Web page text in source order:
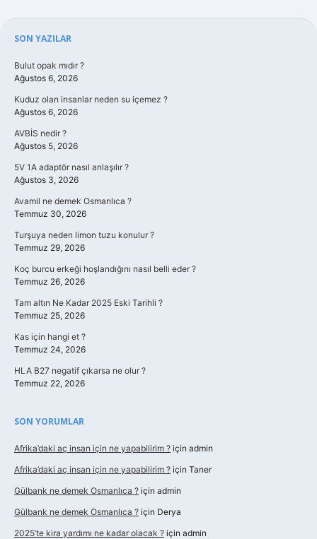
Sidebar
SON YAZILAR
Bulut opak mıdır ?
Ağustos 6, 2026
Kuduz olan insanlar neden su içemez ?
Ağustos 6, 2026
AVBİS nedir ?
Ağustos 5, 2026
5V 1A adaptör nasıl anlaşılır ?
Ağustos 3, 2026
Avamil ne demek Osmanlıca ?
Temmuz 30, 2026
Turşuya neden limon tuzu konulur ?
Temmuz 29, 2026
Koç burcu erkeği hoşlandığını nasıl belli eder ?
Temmuz 26, 2026
Tam altın Ne Kadar 2025 Eski Tarihli ?
Temmuz 25, 2026
Kas için hangi et ?
Temmuz 24, 2026
HLA B27 negatif çıkarsa ne olur ?
Temmuz 22, 2026
SON YORUMLAR
Afrika’daki aç insan için ne yapabilirim ? için admin
Afrika’daki aç insan için ne yapabilirim ? için Taner
Gülbank ne demek Osmanlıca ? için admin
Gülbank ne demek Osmanlıca ? için Derya
2025’te kira yardımı ne kadar olacak ? için admin